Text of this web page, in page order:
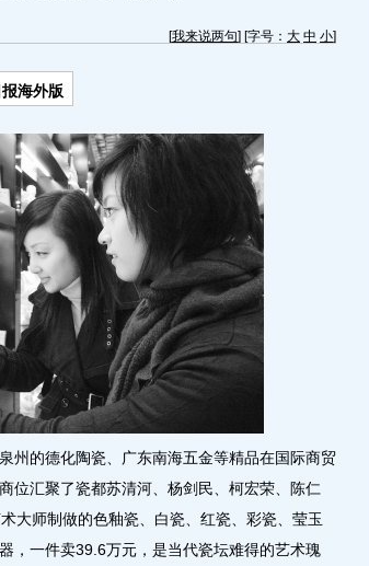
[我来说两句] [字号： 大 中 小]
海外版
的德化陶瓷、广东南海五金等精品在国际商贸
位汇聚了瓷都苏清河、杨剑民、柯宏荣、陈仁
大师制做的色釉瓷、白瓷、红瓷、彩瓷、莹玉
，一件卖39.6万元，是当代瓷坛难得的艺术瑰